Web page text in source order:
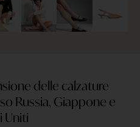
delle calzature
Russia, Giappone e
Uniti